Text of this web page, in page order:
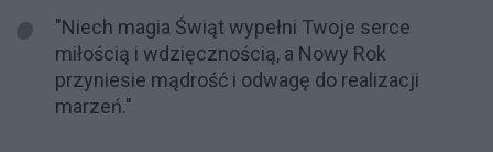
"Niech magia Świąt wypełni Twoje serce
miłością i wdzięcznością, a Nowy Rok
przyniesie mądrość i odwagę do realizacji
marzeń."